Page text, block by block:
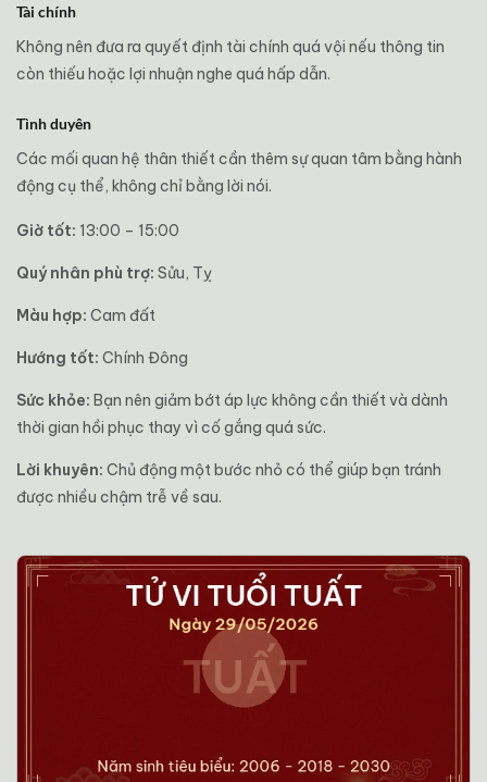
Tài chính
Không nên đưa ra quyết định tài chính quá vội nếu thông tin
còn thiếu hoặc lợi nhuận nghe quá hấp dẫn.
Tình duyên
Các mối quan hệ thân thiết cần thêm sự quan tâm bằng hành
động cụ thể, không chỉ bằng lời nói.
Giờ tốt: 13:00 – 15:00
Quý nhân phù trợ: Sửu, Tỵ
Màu hợp: Cam đất
Hướng tốt: Chính Đông
Sức khỏe: Bạn nên giảm bớt áp lực không cần thiết và dành
thời gian hồi phục thay vì cố gắng quá sức.
Lời khuyên: Chủ động một bước nhỏ có thể giúp bạn tránh
được nhiều chậm trễ về sau.